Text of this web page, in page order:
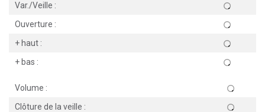
Var./Veille :
Ouverture :
+ haut :
+ bas :
Volume :
Clôture de la veille :